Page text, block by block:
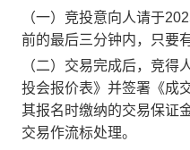
（一）竞投意向人请于
前的最后三分钟内，只要
（二）交易完成后，竞得
投会报价表》并签署《成
其报名时缴纳的交易保证
交易作流标处理。